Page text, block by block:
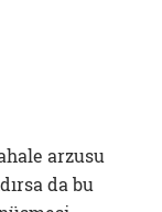
arzusu
da bu